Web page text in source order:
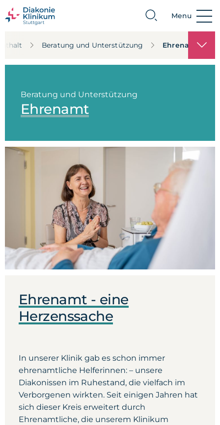
Suche Menu
Beratung und Unterstützung Ehrenamt
Beratung und Unterstützung
Ehrenamt
Ehrenamt - eine
Herzenssache
In unserer Klinik gab es schon immer
ehrenamtliche Helferinnen: – unsere
Diakonissen im Ruhestand, die vielfach im
Verborgenen wirkten. Seit einigen Jahren hat
sich dieser Kreis erweitert durch
Ehrenamtliche, die unserem Klinikum